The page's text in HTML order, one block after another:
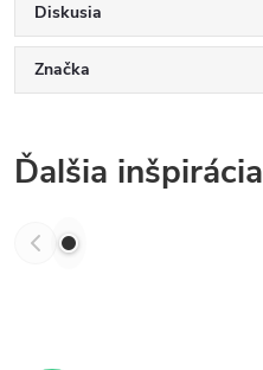
Diskusia
Značka
Ďalšia inšpirácia